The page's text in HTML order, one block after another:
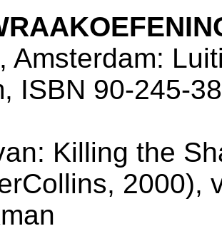
Amsterdam:
ISBN 90-245-
Killing the
2000),